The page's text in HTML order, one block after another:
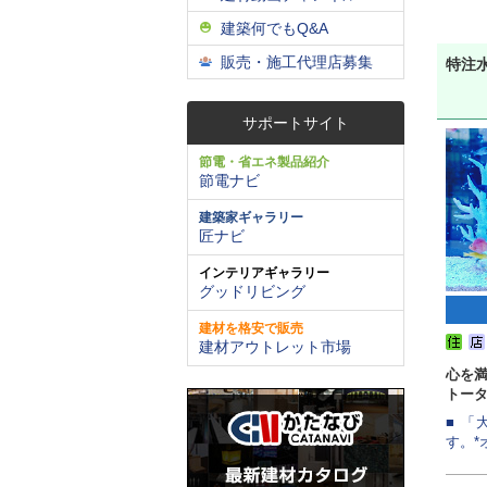
建築何でもQ&A
販売・施工代理店募集
サポートサイト
節電・省エネ製品紹介
節電ナビ
建築家ギャラリー
匠ナビ
インテリアギャラリー
グッドリビング
建材を格安で販売
建材アウトレット市場
特注
心を
トー
■ 「
す。*